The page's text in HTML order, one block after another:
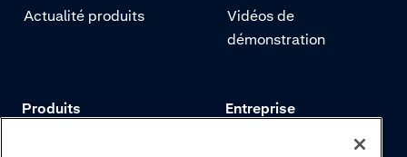
Actualité produits
Vidéos de
démonstration
Produits
Entreprise